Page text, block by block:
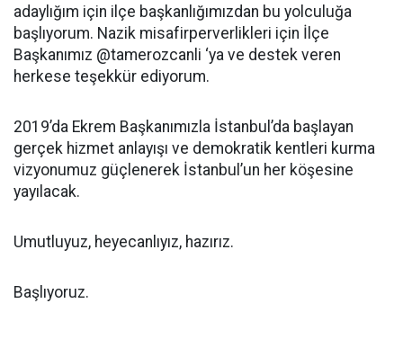
adaylığım için ilçe başkanlığımızdan bu yolculuğa
başlıyorum. Nazik misafirperverlikleri için İlçe
Başkanımız @tamerozcanli ‘ya ve destek veren
herkese teşekkür ediyorum.
2019’da Ekrem Başkanımızla İstanbul’da başlayan
gerçek hizmet anlayışı ve demokratik kentleri kurma
vizyonumuz güçlenerek İstanbul’un her köşesine
yayılacak.
Umutluyuz, heyecanlıyız, hazırız.
Başlıyoruz.